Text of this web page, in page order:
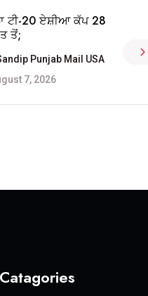
ਟੀ-20 ਏਸ਼ੀਆ ਕੱਪ 28
ਤੋਂ;
Punjab Mail USA
7, 2026
Catagories